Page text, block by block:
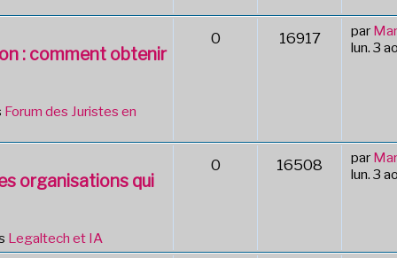
: comment obtenir
Forum des Juristes en
0 16917 par
lun. 3
organisations qui
Legaltech et IA
0 16508 par
lun. 3